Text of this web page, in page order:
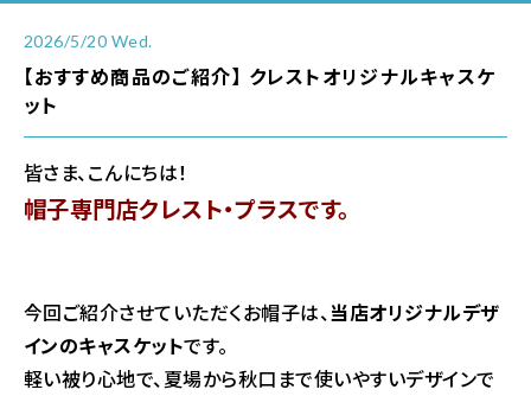
2026/5/20 Wed.
【おすすめ商品のご紹介】 クレストオリジナルキャスケ
ット
皆さま、こんにちは！
帽子専門店クレスト・プラスです。
今回ご紹介させていただくお帽子は、当店オリジナルデザ
インのキャスケットです。
軽い被り心地で、夏場から秋口まで使いやすいデザインで